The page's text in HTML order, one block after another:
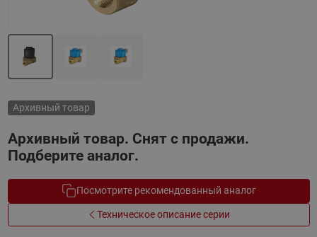
Архивный товар
Архивный товар. Снят с продажи.
Подберите аналог.
Посмотрите рекомендованный аналог
Техническое описание серии